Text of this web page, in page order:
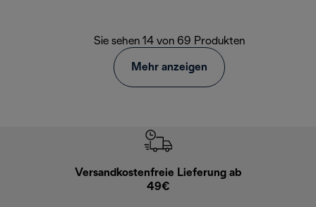
Sie sehen 14 von 69 Produkten
Mehr anzeigen
Versandkostenfreie Lieferung ab
49€